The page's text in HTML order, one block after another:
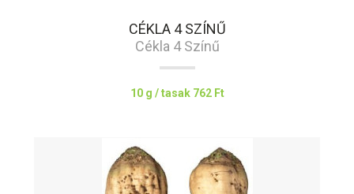
CÉKLA 4 SZÍNŰ
Cékla 4 Színű
10 g / tasak 762 Ft